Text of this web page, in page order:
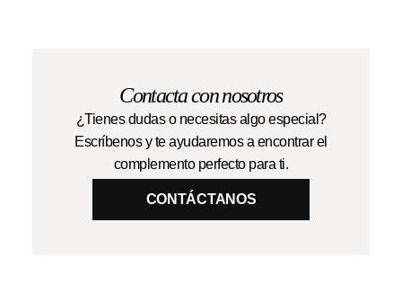
Contacta con nosotros
¿Tienes dudas o necesitas algo especial?
Escríbenos y te ayudaremos a encontrar el
complemento perfecto para ti.
CONTÁCTANOS